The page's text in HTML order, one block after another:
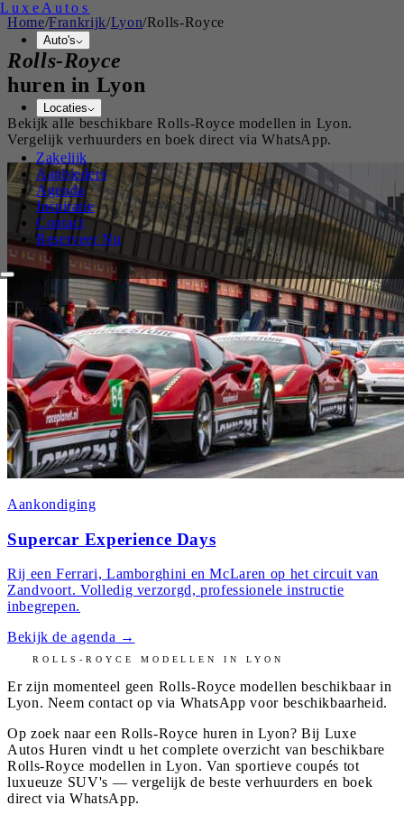
Luxe Autos
Auto's
Locaties
Zakelijk
Aanbieders
Agenda
Inspiratie
Contact
Reserveer Nu
Home/Frankrijk/Lyon/Rolls-Royce
Rolls-Royce
huren in Lyon
Bekijk alle beschikbareRolls-Royce modellen in Lyon.
Vergelijk verhuurders en boek direct via WhatsApp.
Aankondiging
Supercar Experience Days
Rij een Ferrari, Lamborghini en McLaren op het circuit van
Zandvoort. Volledig verzorgd, professionele instructie
inbegrepen.
Bekijk de agenda →
ROLLS-ROYCE MODELLEN INLYON
Er zijn momenteel geen Rolls-Royce modellen beschikbaar in
Lyon. Neem contact op via WhatsApp voor beschikbaarheid.
Op zoek naar een Rolls-Royce huren in Lyon? Bij Luxe
Autos Huren vindt u het complete overzicht van beschikbare
Rolls-Royce modellen in Lyon. Van sportieve coupés tot
luxueuze SUV's — vergelijk de beste verhuurders en boek
direct via WhatsApp.